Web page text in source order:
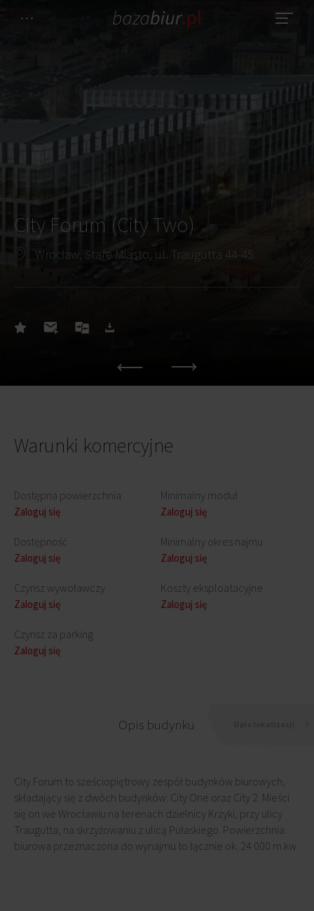
City Forum (City Two)
Wrocław, Stare Miasto, ul. Traugutta 44-45
Warunki komercyjne
Dostępna powierzchnia
Zaloguj się
Dostępność
Zaloguj się
Czynsz wywoławczy
Zaloguj się
Czynsz za parking
Zaloguj się
Minimalny moduł
Zaloguj się
Minimalny okres najmu
Zaloguj się
Koszty eksploatacyjne
Zaloguj się
Opis budynku
City Forum to sześciopiętrowy zespół budynków biurowych,
składający się z dwóch budynków: City One oraz City 2. Mieści
się on we Wrocławiu na terenach dzielnicy Krzyki, przy ulicy
Traugutta, na skrzyżowaniu z ulicą Pułaskiego. Powierzchnia
biurowa przeznaczona do wynajmu to łącznie ok. 24 000 m.kw.